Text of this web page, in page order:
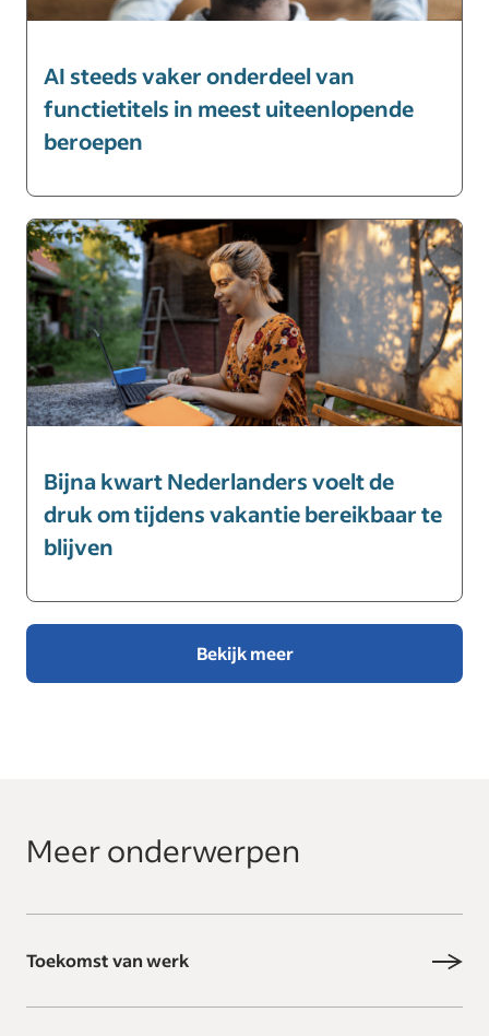
AI steeds vaker onderdeel van
functietitels in meest uiteenlopende
beroepen
Bijna kwart Nederlanders voelt de
druk om tijdens vakantie bereikbaar te
blijven
Bekijk meer
Meer onderwerpen
Toekomst van werk